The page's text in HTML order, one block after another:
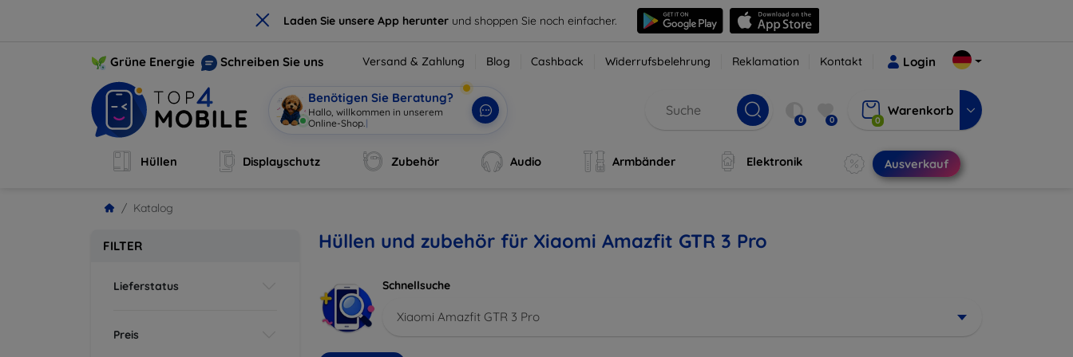
× Laden Sie unsere App herunter und shoppen Sie noch einfacher.
Grüne Energie Schreiben Sie uns Versand & Zahlung Blog Cashback Widerrufsbelehrung Reklamation Kontakt Login
Benötigen Sie Beratung?
Hallo, willkommen in unserem
Online-Shop. | 0 0 0
Warenkorb
Hüllen Displayschutz Zubehör Audio Armbänder Elektronik Ausverkauf
Katalog
FILTER
Lieferstatus
Preis
Hüllen und zubehör für Xiaomi Amazfit GTR 3 Pro
Schnellsuche
Xiaomi Amazfit GTR 3 Pro